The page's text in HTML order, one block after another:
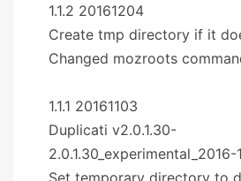
1.1.2 20161204
Create tmp directory if it
Changed mozroots
1.1.1 20161103
Duplicati v2.0.1.30-
2.0.1.30_experimental_2016-
Set temporary directory to